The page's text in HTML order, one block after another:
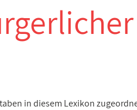
in diesem Lexikon